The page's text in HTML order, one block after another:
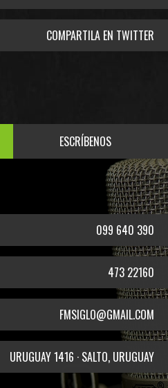
COMPARTILA EN TWITTER
ESCRÍBENOS
099 640 390
473 22160
FMSIGLO@GMAIL.COM
URUGUAY 1416 · SALTO, URUGUAY